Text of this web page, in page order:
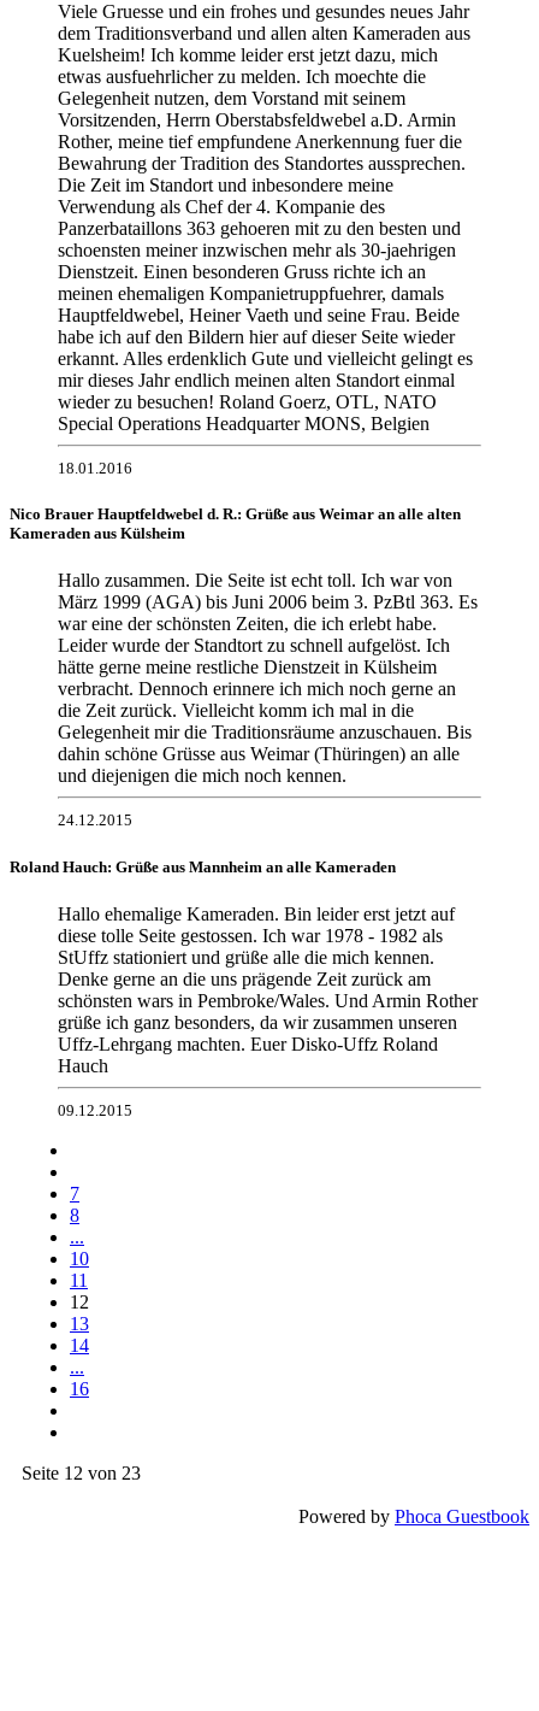
Viele Gruesse und ein frohes und gesundes neues Jahr
dem Traditionsverband und allen alten Kameraden aus
Kuelsheim! Ich komme leider erst jetzt dazu, mich
etwas ausfuehrlicher zu melden. Ich moechte die
Gelegenheit nutzen, dem Vorstand mit seinem
Vorsitzenden, Herrn Oberstabsfeldwebel a.D. Armin
Rother, meine tief empfundene Anerkennung fuer die
Bewahrung der Tradition des Standortes aussprechen.
Die Zeit im Standort und inbesondere meine
Verwendung als Chef der 4. Kompanie des
Panzerbataillons 363 gehoeren mit zu den besten und
schoensten meiner inzwischen mehr als 30-jaehrigen
Dienstzeit. Einen besonderen Gruss richte ich an
meinen ehemaligen Kompanietruppfuehrer, damals
Hauptfeldwebel, Heiner Vaeth und seine Frau. Beide
habe ich auf den Bildern hier auf dieser Seite wieder
erkannt. Alles erdenklich Gute und vielleicht gelingt es
mir dieses Jahr endlich meinen alten Standort einmal
wieder zu besuchen! Roland Goerz, OTL, NATO
Special Operations Headquarter MONS, Belgien
18.01.2016
Nico Brauer Hauptfeldwebel d. R.: Grüße aus Weimar an alle alten
Kameraden aus Külsheim
Hallo zusammen. Die Seite ist echt toll. Ich war von
März 1999 (AGA) bis Juni 2006 beim 3. PzBtl 363. Es
war eine der schönsten Zeiten, die ich erlebt habe.
Leider wurde der Standtort zu schnell aufgelöst. Ich
hätte gerne meine restliche Dienstzeit in Külsheim
verbracht. Dennoch erinnere ich mich noch gerne an
die Zeit zurück. Vielleicht komm ich mal in die
Gelegenheit mir die Traditionsräume anzuschauen. Bis
dahin schöne Grüsse aus Weimar (Thüringen) an alle
und diejenigen die mich noch kennen.
24.12.2015
Roland Hauch: Grüße aus Mannheim an alle Kameraden
Hallo ehemalige Kameraden. Bin leider erst jetzt auf
diese tolle Seite gestossen. Ich war 1978 - 1982 als
StUffz stationiert und grüße alle die mich kennen.
Denke gerne an die uns prägende Zeit zurück am
schönsten wars in Pembroke/Wales. Und Armin Rother
grüße ich ganz besonders, da wir zusammen unseren
Uffz-Lehrgang machten. Euer Disko-Uffz Roland
Hauch
09.12.2015
7
8
...
10
11
12
13
14
...
16
Seite 12 von 23
Powered by Phoca Guestbook